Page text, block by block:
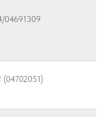
04691309
(04702051)